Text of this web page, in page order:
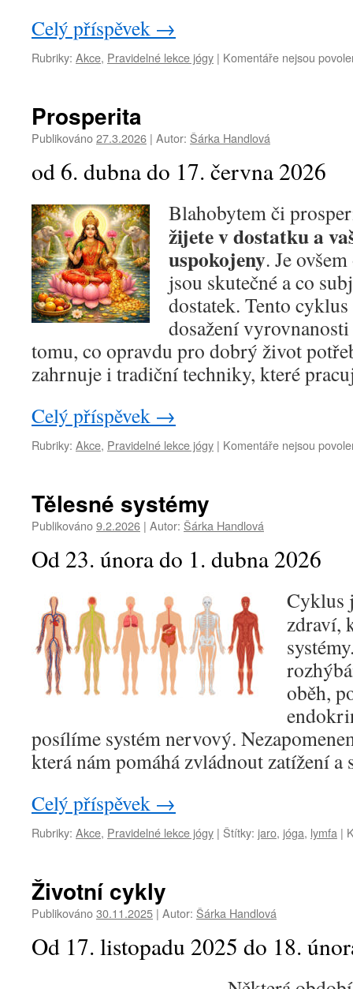
Celý příspěvek →
Rubriky: Akce, Pravidelné lekce jógy | Komentáře nejsou
Prosperita
Publikováno27.3.2026 | Autor: Šárka Handlová
od 6. dubna do 17. června 2026
Blahobytem či
žijete v dostatku a
uspokojeny. Je
jsou skutečné a co
dostatek. Tento
dosažení
tomu, co opravdu pro dobrý život
zahrnuje i tradiční techniky, které
Celý příspěvek →
Rubriky: Akce, Pravidelné lekce jógy | Komentáře nejsou
Tělesné systémy
Publikováno9.2.2026 | Autor: Šárka Handlová
Od 23. února do 1. dubna 2026
Cyklus
zdraví,
oběh,
posílíme systém nervový.
která nám pomáhá zvládnout zatížení a
Celý příspěvek →
Rubriky: Akce, Pravidelné lekce jógy | Štítky: jaro, jóga, lymfa |
Životní cykly
Publikováno30.11.2025 | Autor: Šárka Handlová
Od 17. listopadu 2025 do 18.